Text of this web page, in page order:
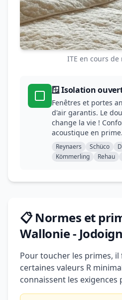
ITE en cours
🪟 Isolation
Fenêtres et portes
d'air garantis. Le
change la vie !
acoustique en prime.
Reynaers Schüco
Kömmerling
Rehau
📋 Normes et
Wallonie -
Pour toucher les primes,
certaines valeurs R
connaissent les exigences